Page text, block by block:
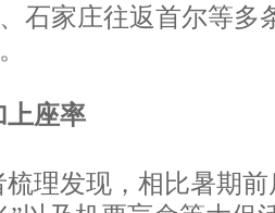
石家庄往返首尔等多
上座率
理发现，相比暑期